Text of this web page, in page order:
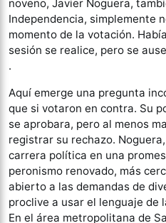
noveno, Javier Noguera,
Independencia, simplemente
momento de la votación.
sesión se realice, pero se
.
Aquí emerge una pregunta
que si votaron en contra. Su
se aprobara, pero al menos
registrar su rechazo.
carrera política en una
peronismo renovado, más
abierto a las demandas de
proclive a usar el lenguaje de
En el área metropolitana de